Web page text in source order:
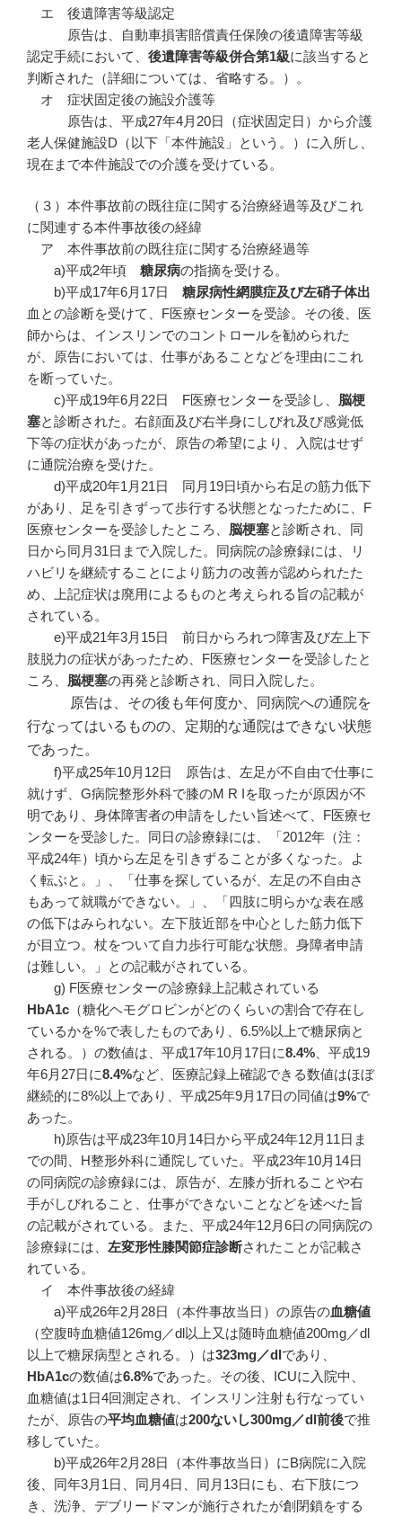
エ 後遺障害等級認定
原告は、自動車損害賠償責任保険の後遺障害等級
認定手続において、 後遺障害等級併合第1級に該当すると
判断された（詳細については、省略する。）。
オ 症状固定後の施設介護等
原告は、平成27年4月20日（症状固定日）から介護
老人保健施設D（以下「本件施設」という。）に入所し、
現在まで本件施設での介護を受けている。
（３）本件事故前の既往症に関する治療経過等及びこれ
に関連する本件事故後の経緯
ア 本件事故前の既往症に関する治療経過等
a)平成2年頃 糖尿病の指摘を受ける。
b)平成17年6月17日 糖尿病性網膜症及び左硝子体出
血との診断を受けて、F医療センターを受診。その後、医
師からは、インスリンでのコントロールを勧められた
が、原告においては、仕事があることなどを理由にこれ
を断っていた。
c)平成19年6月22日 F医療センターを受診し、 脳梗
塞と診断された。右顔面及び右半身にしびれ及び感覚低
下等の症状があったが、原告の希望により、入院はせず
に通院治療を受けた。
d)平成20年1月21日 同月19日頃から右足の筋力低下
があり、足を引きずって歩行する状態となったために、F
医療センターを受診したところ、 脳梗塞と診断され、同
日から同月31日まで入院した。同病院の診療録には、リ
ハビリを継続することにより筋力の改善が認められたた
め、上記症状は廃用によるものと考えられる旨の記載が
されている。
e)平成21年3月15日 前日からろれつ障害及び左上下
肢脱力の症状があったため、F医療センターを受診したと
ころ、 脳梗塞の再発と診断され、同日入院した。
原告は、その後も年何度か、同病院への通院を
行なってはいるものの、定期的な通院はできない状態
であった。
f)平成25年10月12日 原告は、左足が不自由で仕事に
就けず、G病院整形外科で膝のM R Iを取ったが原因が不
明であり、身体障害者の申請をしたい旨述べて、F医療セ
ンターを受診した。同日の診療録には、「2012年（注：
平成24年）頃から左足を引きずることが多くなった。よ
く転ぶと。」、「仕事を探しているが、左足の不自由さ
もあって就職ができない。」、「四肢に明らかな表在感
の低下はみられない。左下肢近部を中心とした筋力低下
が目立つ。杖をついて自力歩行可能な状態。身障者申請
は難しい。」との記載がされている。
g) F医療センターの診療録上記載されている
HbA1c （糖化ヘモグロビンがどのくらいの割合で存在し
ているかを%で表したものであり、6.5%以上で糖尿病と
される。）の数値は、平成17年10月17日に8.4% 、平成19
年6月27日に8.4%など、医療記録上確認できる数値はほぼ
継続的に8%以上であり、平成25年9月17日の同値は9%で
あった。
h)原告は平成23年10月14日から平成24年12月11日ま
での間、H整形外科に通院していた。平成23年10月14日
の同病院の診療録には、原告が、左膝が折れることや右
手がしびれること、仕事ができないことなどを述べた旨
の記載がされている。また、平成24年12月6日の同病院の
診療録には、 左変形性膝関節症診断されたことが記載さ
れている。
イ 本件事故後の経緯
a)平成26年2月28日（本件事故当日）の原告の血糖値
（空腹時血糖値126mg／dl以上又は随時血糖値200mg／dl
以上で糖尿病型とされる。）は323mg／dlであり、
HbA1cの数値は6.8%であった。その後、ICUに入院中、
血糖値は1日4回測定され、インスリン注射も行なってい
たが、原告の平均血糖値は200ないし300mg／dl前後で推
移していた。
b)平成26年2月28日（本件事故当日）にB病院に入院
後、同年3月1日、同月4日、同月13日にも、右下肢につ
き、洗浄、デブリードマンが施行されたが創閉鎖をする